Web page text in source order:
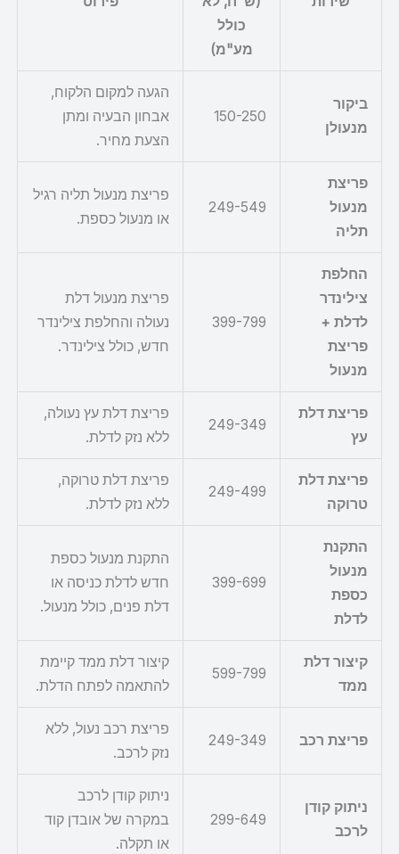
כולל
מע"מ)
ביקור
מנעולן
150-250
הגעה למקום הלקוח,
אבחון הבעיה ומתן
הצעת מחיר.
פריצת
מנעול
תליה
249-549
פריצת מנעול תליה רגיל
או מנעול כספת.
החלפת
צילינדר
לדלת +
פריצת
מנעול
399-799
פריצת מנעול דלת
נעולה והחלפת צילינדר
חדש, כולל צילינדר.
פריצת דלת
עץ
249-349
פריצת דלת עץ נעולה,
ללא נזק לדלת.
פריצת דלת
טרוקה
249-499
פריצת דלת טרוקה,
ללא נזק לדלת.
התקנת
מנעול
כספת
לדלת
399-699
התקנת מנעול כספת
חדש לדלת כניסה או
דלת פנים, כולל מנעול.
קיצור דלת
ממד
599-799
קיצור דלת ממד קיימת
להתאמה לפתח הדלת.
פריצת רכב 249-349
פריצת רכב נעול, ללא
נזק לרכב.
ניתוק קודן
לרכב
299-649
ניתוק קודן לרכב
במקרה של אובדן קוד
או תקלה.